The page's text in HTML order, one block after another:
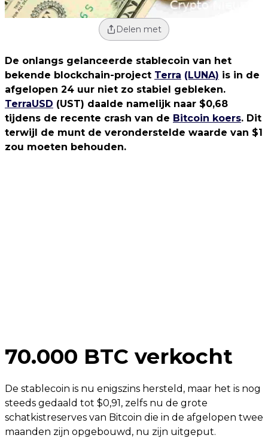
Delen met
De onlangs gelanceerde stablecoin van het
bekende blockchain-project Terra (LUNA) is in de
afgelopen 24 uur niet zo stabiel gebleken.
TerraUSD (UST) daalde namelijk naar $0,68
tijdens de recente crash van de Bitcoin koers. Dit
terwijl de munt de veronderstelde waarde van $1
zou moeten behouden.
70.000 BTC verkocht
De stablecoin is nu enigszins hersteld, maar het is nog
steeds gedaald tot $0,91, zelfs nu de grote
schatkistreserves van Bitcoin die in de afgelopen twee
maanden zijn opgebouwd, nu zijn uitgeput.